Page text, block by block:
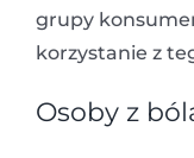
grupy
korzystanie z
Osoby z